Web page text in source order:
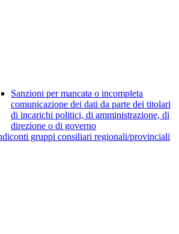
Sanzioni per mancata o incompleta
comunicazione dei dati da parte dei titolari
di incarichi politici, di amministrazione, di
direzione o di governo
gruppi consiliari regionali/provinciali